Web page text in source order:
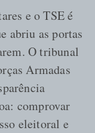
e o TSE é
abriu as portas
O tribunal
Armadas
comprovar
eleitoral e